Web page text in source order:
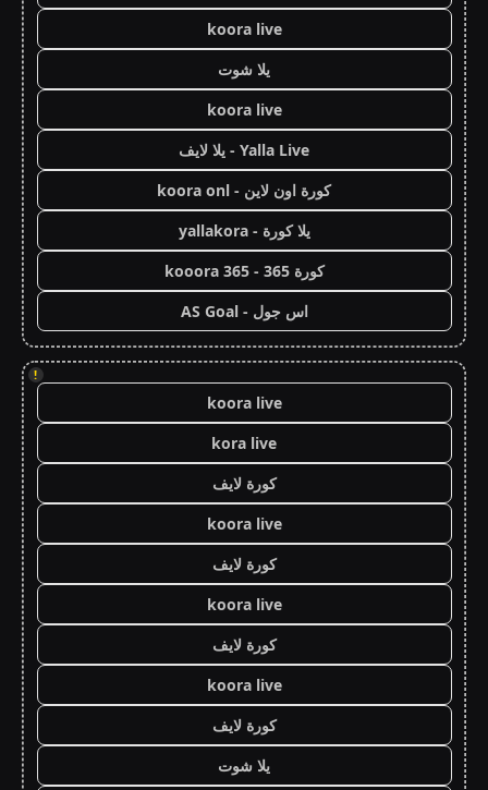
koora live
يلا شوت
koora live
Yalla Live - يلا لايف
كورة اون لاين - koora onl
يلا كورة - yallakora
كورة 365 - kooora 365
اس جول - AS Goal
!
koora live
kora live
كورة لايف
koora live
كورة لايف
koora live
كورة لايف
koora live
كورة لايف
يلا شوت